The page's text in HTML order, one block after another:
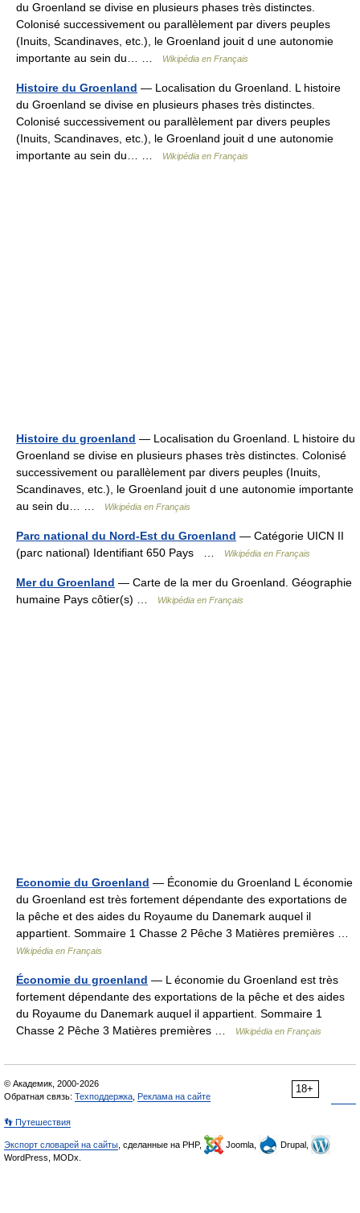
du Groenland se divise en plusieurs phases très distinctes.
Colonisé successivement ou parallèlement par divers peuples
(Inuits, Scandinaves, etc.), le Groenland jouit d une autonomie
importante au sein du… …
Wikipédia en Français
Histoire du Groenland — Localisation du Groenland. L histoire
du Groenland se divise en plusieurs phases très distinctes.
Colonisé successivement ou parallèlement par divers peuples
(Inuits, Scandinaves, etc.), le Groenland jouit d une autonomie
importante au sein du… …
Wikipédia en Français
Histoire du groenland — Localisation du Groenland. L histoire du
Groenland se divise en plusieurs phases très distinctes. Colonisé
successivement ou parallèlement par divers peuples (Inuits,
Scandinaves, etc.), le Groenland jouit d une autonomie importante
au sein du… …
Wikipédia en Français
Parc national du Nord-Est du Groenland — Catégorie UICN II
(parc national) Identifiant 650 Pays …
Wikipédia en Français
Mer du Groenland — Carte de la mer du Groenland. Géographie
humaine Pays côtier(s) …
Wikipédia en Français
Economie du Groenland — Économie du Groenland L économie
du Groenland est très fortement dépendante des exportations de
la pêche et des aides du Royaume du Danemark auquel il
appartient. Sommaire 1 Chasse 2 Pêche 3 Matières premières …
Wikipédia en Français
Économie du groenland — L économie du Groenland est très
fortement dépendante des exportations de la pêche et des aides
du Royaume du Danemark auquel il appartient. Sommaire 1
Chasse 2 Pêche 3 Matières premières …
Wikipédia en Français
18+
© Академик, 2000-2026
Обратная связь: Техподдержка Реклама на сайте
👣 Путешествия
Экспорт словарей на сайты , сделанные на PHP, Joomla,
Drupal,
WordPress, MODx.